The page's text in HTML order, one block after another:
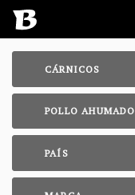
CÁRNICOS
POLLO AHUMADO
PAÍS